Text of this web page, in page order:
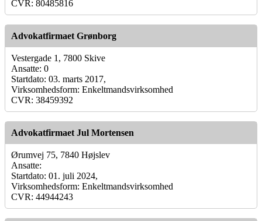
CVR: 80485816
Advokatfirmaet Grønborg
Vestergade 1, 7800 Skive
Ansatte: 0
Startdato: 03. marts 2017,
Virksomhedsform: Enkeltmandsvirksomhed
CVR: 38459392
Advokatfirmaet Jul Mortensen
Ørumvej 75, 7840 Højslev
Ansatte:
Startdato: 01. juli 2024,
Virksomhedsform: Enkeltmandsvirksomhed
CVR: 44944243